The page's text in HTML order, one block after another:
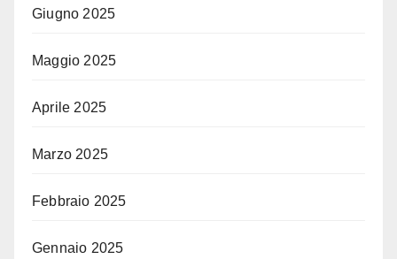
Giugno 2025
Maggio 2025
Aprile 2025
Marzo 2025
Febbraio 2025
Gennaio 2025